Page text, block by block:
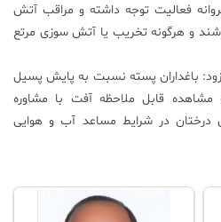
فعالیت توجه داشته و مراقب آتش
و هرگونه تخریب یا آتش سوزی مرتع
باغداران پسته نسبت به پایش پسیل
قابل ملاحظه آفت با مشاوره
در شرایط مساعد آب و هوایی